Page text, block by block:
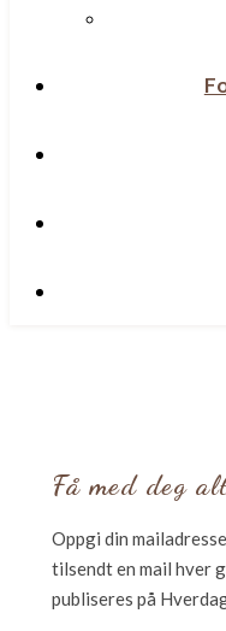
Få med deg
Oppgi din
tilsendt en mail hver
publiseres på